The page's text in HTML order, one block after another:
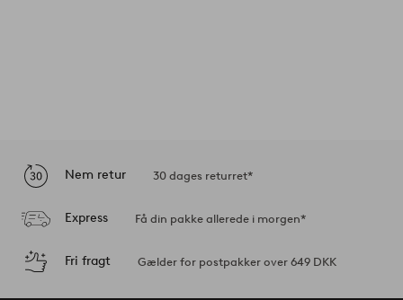
Nem retur 30 dages returret*
Express Få din pakke allerede i morgen*
Fri fragt Gælder for postpakker over 649 DKK